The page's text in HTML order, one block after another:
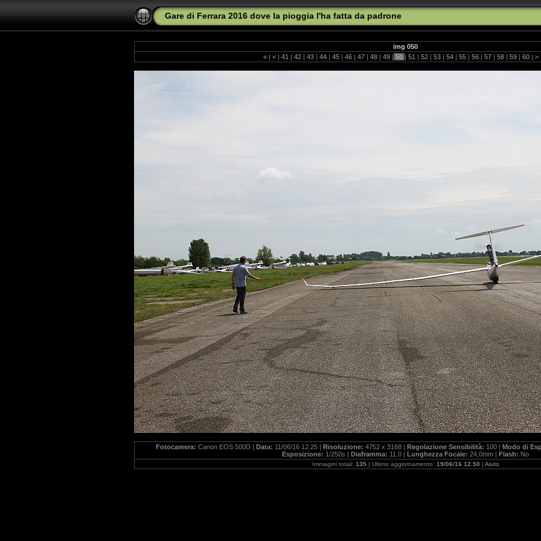
Gare di Ferrara 2016 dove la pioggia l'ha fatta da padrone
img 050
« | < | 41 | 42 | 43 | 44 | 45 | 46 | 47 | 48 | 49 | 50 | 51 | 52 | 53 | 54 | 55 | 56 | 57 | 58 | 59 | 60 | >
Fotocamera: Canon EOS 500D | Data: 11/06/16 12.25 | Risoluzione: 4752 x 3168 | Regolazione Sensibilità: 100 | Modo di
Esposizione: 1/250s |Diaframma: 11.0 |Lunghezza Focale:24,0mm |Flash: No
Immagini totali: 135| Ultimo aggiornamento: 19/06/16 12.50 | Aiuto